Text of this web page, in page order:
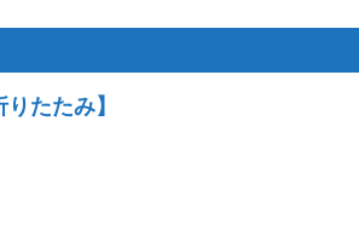
たたみ】